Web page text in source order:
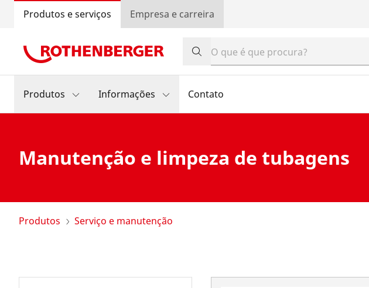
Produtos e serviços Empresa e carreira
Produtos Informações Contato
Manutenção e limpeza de tubagens
Produtos Serviço e manutenção